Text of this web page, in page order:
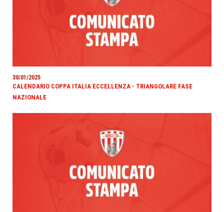
30/01/2025
CALENDARIO COPPA ITALIA ECCELLENZA - TRIANGOLARE FASE
NAZIONALE